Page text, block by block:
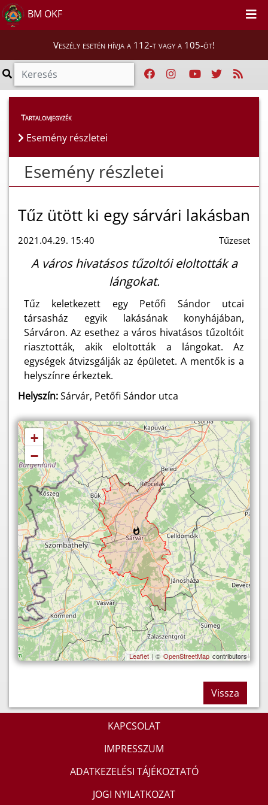
BM OKF
Veszély esetén hívja a 112-t vagy a 105-öt!
Esemény részletei
Tartalomjegyzék
Esemény részletei
Esemény részletei
Tűz ütött ki egy sárvári lakásban
2021.04.29. 15:40 Tűzeset
A város hivatásos tűzoltói eloltották a
lángokat.
Tűz keletkezett egy Petőfi Sándor utcai
társasház egyik lakásának konyhájában,
Sárváron. Az esethez a város hivatásos tűzoltóit
riasztották, akik eloltották a lángokat. Az
egységek átvizsgálják az épületet. A mentők is a
helyszínre érkeztek.
Helyszín:Sárvár, Petőfi Sándor utca
+
−
Leaflet | © OpenStreetMap contributors
Vissza
KAPCSOLAT
IMPRESSZUM
ADATKEZELÉSI TÁJÉKOZTATÓ
JOGI NYILATKOZAT